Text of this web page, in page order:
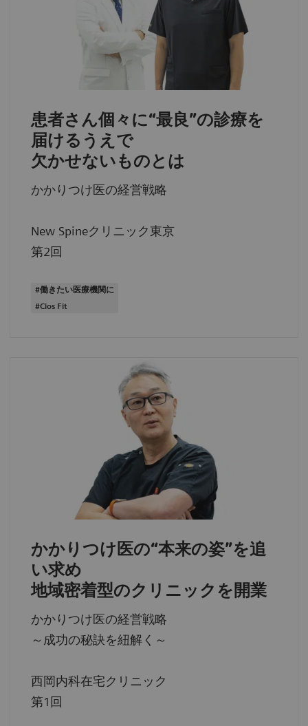
患者さん個々に“最良”の診療を
届けるうえで
欠かせないものとは
かかりつけ医の経営戦略
New Spineクリニック東京
第2回
#働きたい医療機関に
#Cios Fit
かかりつけ医の“本来の姿”を追
い求め
地域密着型のクリニックを開業
かかりつけ医の経営戦略
～成功の秘訣を紐解く～
西岡内科在宅クリニック
第1回